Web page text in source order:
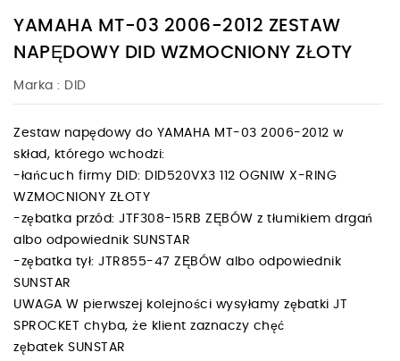
YAMAHA MT-03 2006-2012 ZESTAW
NAPĘDOWY DID WZMOCNIONY ZŁOTY
Marka : DID
Zestaw napędowy do YAMAHA MT-03 2006-2012 w
skład, którego wchodzi:
-łańcuch firmy DID: DID520VX3 112 OGNIW X-RING
WZMOCNIONY ZŁOTY
-zębatka przód: JTF308-15RB ZĘBÓW z tłumikiem drgań
albo odpowiednik SUNSTAR
-zębatka tył: JTR855-47 ZĘBÓW albo odpowiednik
SUNSTAR
UWAGA W pierwszej kolejności wysyłamy zębatki JT
SPROCKET chyba, że klient zaznaczy chęć
zębatek SUNSTAR